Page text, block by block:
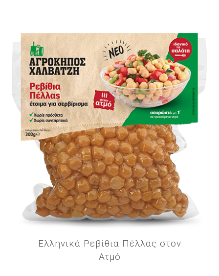
Ελληνικά Ρεβίθια Πέλλας στον
Ατμό